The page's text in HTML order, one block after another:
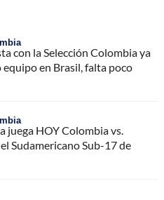
con la Selección Colombia ya
en Brasil, falta poco
juega HOY Colombia vs.
Sudamericano Sub-17 de